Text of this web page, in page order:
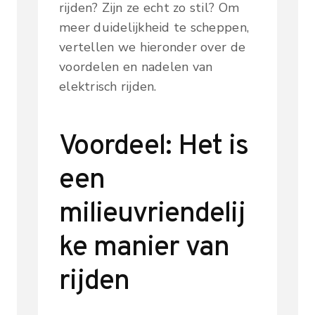
rijden? Zijn ze echt zo stil? Om
meer duidelijkheid te scheppen,
vertellen we hieronder over de
voordelen en nadelen van
elektrisch rijden.
Voordeel: Het is
een
milieuvriendelij
ke manier van
rijden